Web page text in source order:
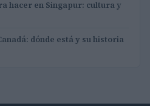
hacer en Singapur: cultura y
dónde está y su historia